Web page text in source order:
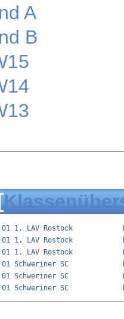
A
B
1. LAV Rostock
1. LAV Rostock
1. LAV Rostock
Schweriner SC
Schweriner SC